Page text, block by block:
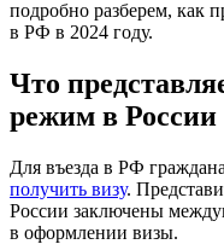
подробно разберем, как
в РФ в 2024 году.
Что
режим в России
Для въезда в РФ
получить визу.
России заключены
в оформлении визы.